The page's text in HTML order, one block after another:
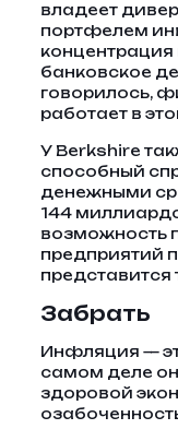
владеет
портфелем
банковское
говорилось,
работает в
У Berkshire
способный
денежными
144
возможность
предприятий
представится
Забрать
Инфляция —
самом деле
здоровой